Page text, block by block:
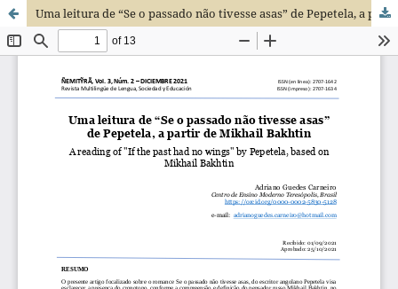
Uma leitura de “Se o passado não tivesse asas” de Pepetela, a partir de Mikhail Bakhtin